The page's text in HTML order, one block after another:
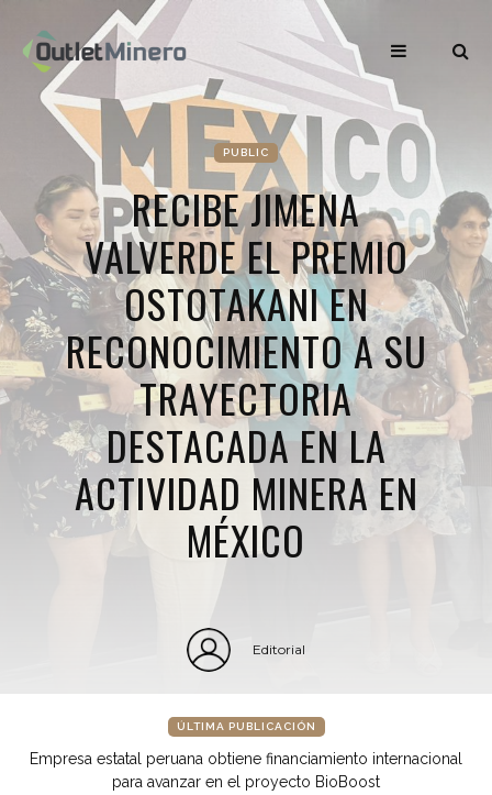
PUBLIC
RECIBE JIMENA
VALVERDE EL PREMIO
OSTOTAKANI EN
RECONOCIMIENTO A SU
TRAYECTORIA
DESTACADA EN LA
ACTIVIDAD MINERA EN
MÉXICO
Editorial
ÚLTIMA PUBLICACIÓN
Empresa estatal peruana obtiene financiamiento internacional
para avanzar en el proyecto BioBoost